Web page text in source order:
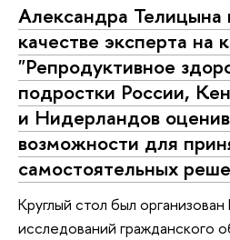
Александра Телицына
качестве эксперта на
"Репродуктивное
подростки России,
и Нидерландов
возможности для
самостоятельных
Круглый стол был
исследований гражданского